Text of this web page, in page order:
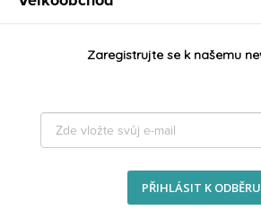
Zaregistrujte se k našemu
PŘIHLÁSIT K ODBĚRU